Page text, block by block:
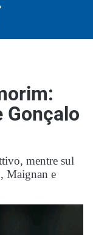
Gonçalo
mentre sul
Maignan e